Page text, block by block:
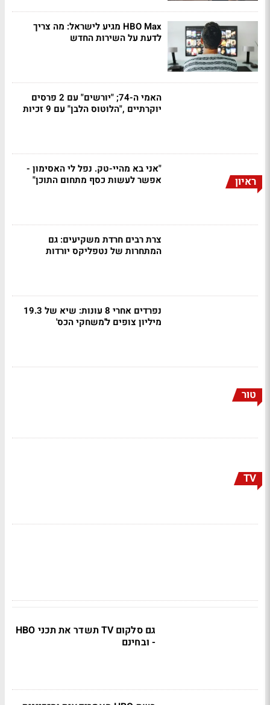
HBO Max מגיע לישראל: מה צריך
לדעת על השירות החדש
האמי ה-74; "יורשים" עם 2 פרסים
יוקרתיים ,"הלוטוס הלבן" עם 9 זכיות
ראיון
"אני בא מהיי-טק. נפל לי האסימון -
אפשר לעשות כסף מתחום התוכן"
צרת רבים חרדת משקיעים: גם
המתחרות של נטפליקס יורדות
נפרדים אחרי 8 עונות: שיא של 19.3
מיליון צופים ל'משחקי הכס'
טור
TV
גם סלקום TV תשדר את תכני HBO
- ובחינם